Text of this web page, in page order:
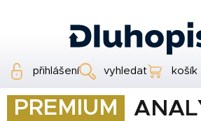
přihlášení vyhledat košík
PREMIUM